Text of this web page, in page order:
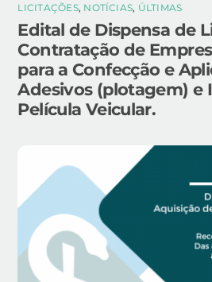
LICITAÇÕES, NOTÍCIAS, ÚLTIMAS
Edital de Dispensa de
Contratação de
para a Confecção e
Adesivos (plotagem) e
Película Veicular.